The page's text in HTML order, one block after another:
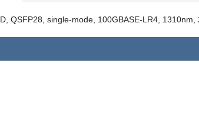
QSFP28, single-mode, 100GBASE-LR4, 1310nm,